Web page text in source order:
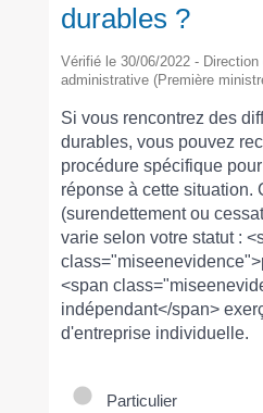
durables ?
Vérifié le 30/06/2022 -
administrative (Première
Si vous rencontrez des
durables, vous pouvez
procédure spécifique
réponse à cette situation.
(surendettement ou
varie selon votre statut :
<span
indépendant</span>
d'entreprise individuelle.
Particulier